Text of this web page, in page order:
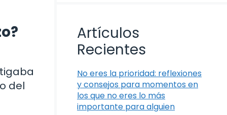
del
Artículos
Recientes
No eres la prioridad: reflexiones
y consejos para momentos en
los que no eres lo más
importante para alguien